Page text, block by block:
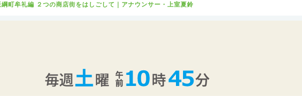
町牟礼編 ２つの商店街をはしごして｜アナウンサー・上室夏鈴